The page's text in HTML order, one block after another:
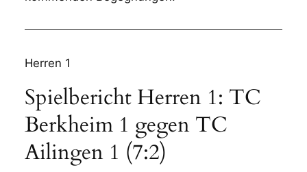
Herren 1
Spielbericht Herren 1: TC
Berkheim 1 gegen TC
Ailingen 1 (7:2)